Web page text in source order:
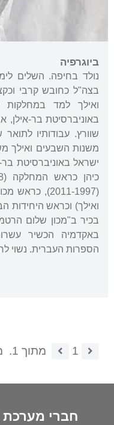
ביוגרפיה
נולד בחיפה. השלים
ואילך למד במחלקות
באוניברסיטת בר-אילן,
שוורץ. עבודותיו
משנות השבעים
בכיר ב"מכון שלום
באקדמיה הכשיר
הספרות העברית. נשוי
1 מתוך 1.
חברי מערכת